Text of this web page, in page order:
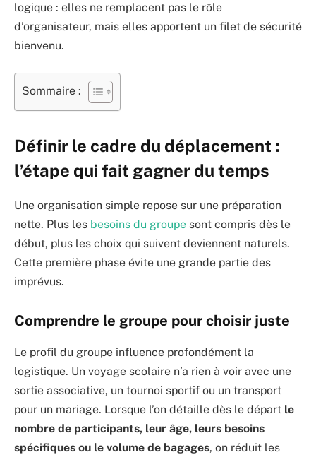
logique : elles ne remplacent pas le rôle
d’organisateur, mais elles apportent un filet de sécurité
bienvenu.
Sommaire :
Définir le cadre du déplacement :
l’étape qui fait gagner du temps
Une organisation simple repose sur une préparation
nette. Plus les besoins du groupe sont compris dès le
début, plus les choix qui suivent deviennent naturels.
Cette première phase évite une grande partie des
imprévus.
Comprendre le groupe pour choisir juste
Le profil du groupe influence profondément la
logistique. Un voyage scolaire n’a rien à voir avec une
sortie associative, un tournoi sportif ou un transport
pour un mariage. Lorsque l’on détaille dès le départ le
nombre de participants, leur âge, leurs besoins
spécifiques ou le volume de bagages, on réduit les